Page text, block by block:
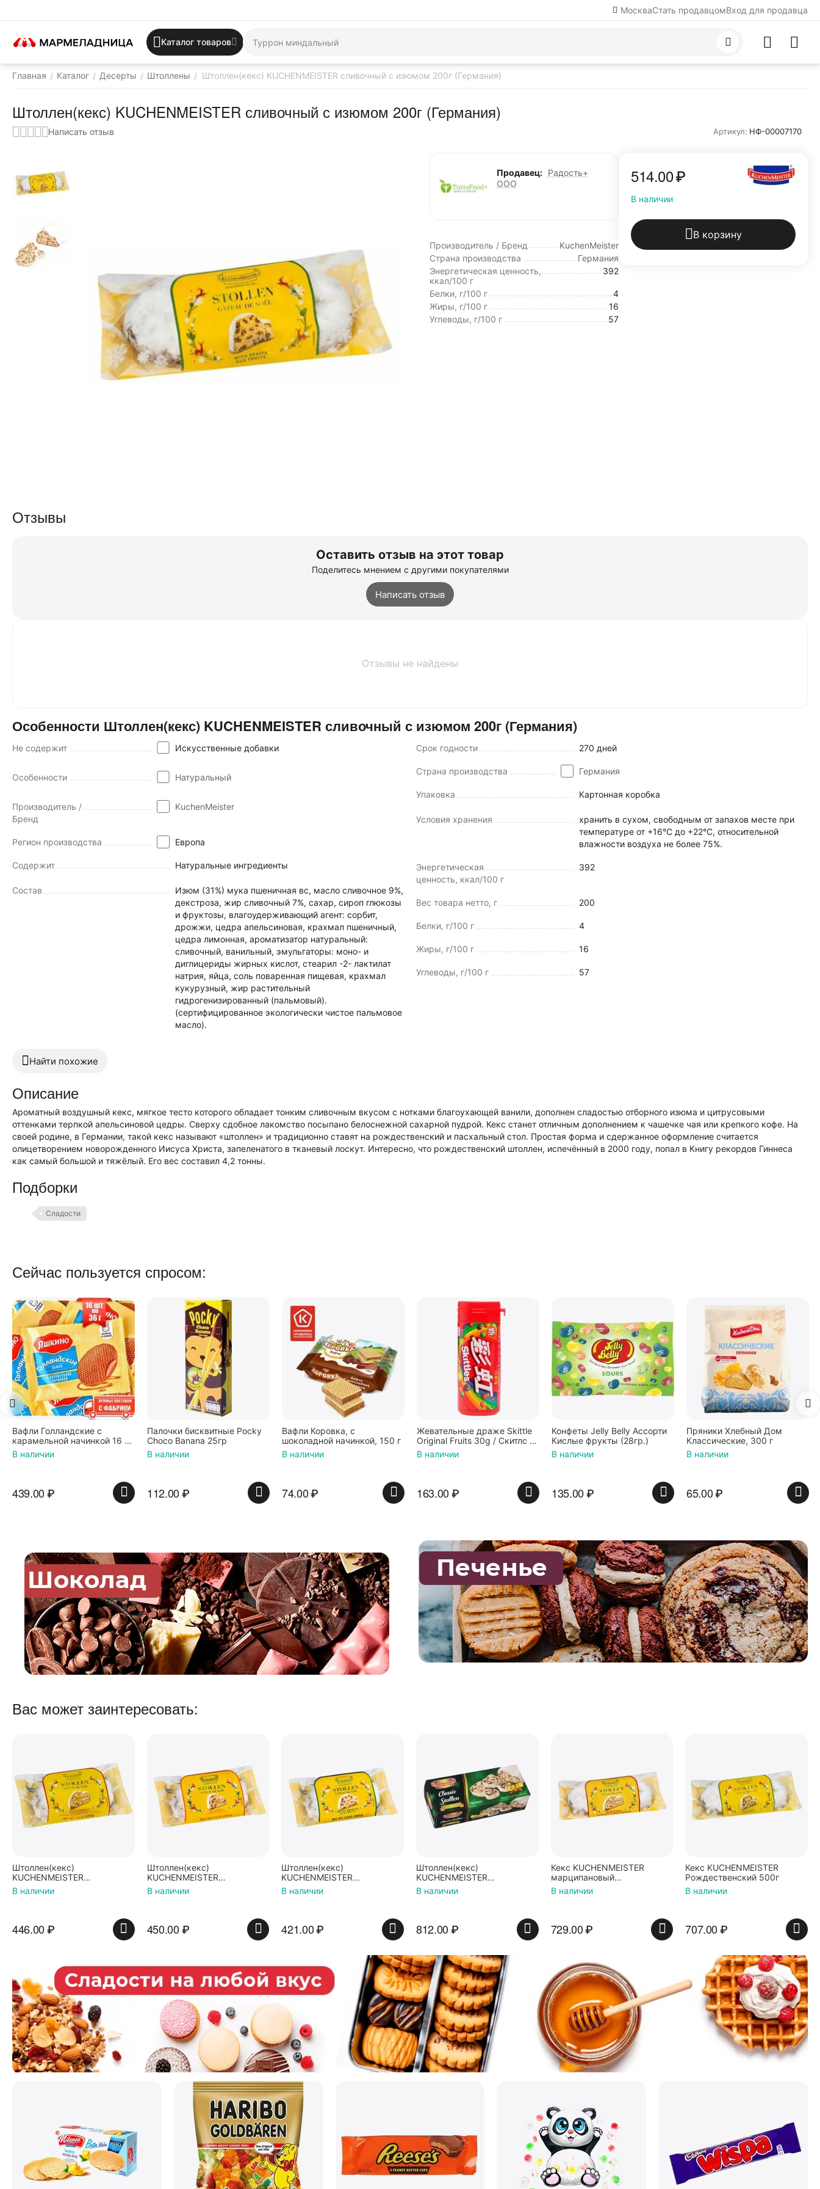
МоскваСтать продавцомВход для продавца
Каталог товаров
Главная / Каталог / Десерты / Штоллены / Штоллен(кекс) KUCHENMEISTER сливочный с изюмом 200г (Германия)
Штоллен(кекс) KUCHENMEISTER сливочный с изюмом 200г (Германия)
Написать отзыв Артикул: НФ-00007170
Продавец:
Радость+
ООО
Производитель / Бренд
KuchenMeister
Страна производства
Германия
Энергетическая ценность,
ккал/100 г
392
Белки, г/100 г
4
Жиры, г/100 г
16
Углеводы, г/100 г
57
514.00₽
В наличии
В корзину
Отзывы
Оставить отзыв на этот товар
Поделитесь мнением с другими покупателями
Написать отзыв
Отзывы не найдены
Особенности Штоллен(кекс) KUCHENMEISTER сливочный с изюмом 200г (Германия)
Не содержит Искусственные добавки
Особенности Натуральный
Производитель /
Бренд
KuchenMeister
Регион производства Европа
Содержит Натуральные ингредиенты
Состав
Изюм (31%) мука пшеничная вс, масло сливочное 9%,
декстроза, жир сливочный 7%, сахар, сироп глюкозы
и фруктозы, влагоудерживающий агент: сорбит,
дрожжи, цедра апельсиновая, крахмал пшеничный,
цедра лимонная, ароматизатор натуральный:
сливочный, ванильный, эмульгаторы: моно- и
диглицериды жирных кислот, стеарил -2- лактилат
натрия, яйца, cоль поваренная пищевая, крахмал
кукурузный, жир растительный
гидрогенизированный (пальмовый).
(сертифицированное экологически чистое пальмовое
масло).
Срок годности 270 дней
Страна производства Германия
Упаковка Картонная коробка
Условия хранения
хранить в сухом, свободным от запахов месте при
температуре от +16°С до +22°C, относительной
влажности воздуха не более 75%.
Энергетическая
ценность, ккал/100 г
392
Вес товара нетто, г 200
Белки, г/100 г 4
Жиры, г/100 г 16
Углеводы, г/100 г 57
Найти похожие
Описание
Ароматный воздушный кекс, мягкое тесто которого обладает тонким сливочным вкусом с нотками благоухающей ванили, дополнен сладостью отборного изюма и цитрусовыми
оттенками терпкой апельсиновой цедры. Сверху сдобное лакомство посыпано белоснежной сахарной пудрой. Кекс станет отличным дополнением к чашечке чая или крепкого кофе. На
своей родине, в Германии, такой кекс называют «штоллен» и традиционно ставят на рождественский и пасхальный стол. Простая форма и сдержанное оформление считается
олицетворением новорожденного Иисуса Христа, запеленатого в тканевый лоскут. Интересно, что рождественский штоллен, испечённый в 2000 году, попал в Книгу рекордов Гиннеса
как самый большой и тяжёлый. Его вес составил 4,2 тонны.
Подборки
Сладости
Сейчас пользуется спросом:
Вафли Голландские с
карамельной начинкой 16 шт
по 36 г ТМ Яшкино
В наличии
439.00₽
Палочки бисквитные Pocky
Choco Banana 25гр
В наличии
112.00₽
Вафли Коровка, c
шоколадной начинкой, 150 г
В наличии
74.00₽
Жевательные драже Skittle
Original Fruits 30g / Скитлс со
вкусом фруктов 30гр в
красной банке
В наличии
163.00₽
Конфеты Jelly Belly Ассорти
Кислые фрукты (28гр.)
В наличии
135.00₽
Пряники Хлебный Дом
Классические, 300 г
В наличии
65.00₽
Вас может заинтересовать:
Штоллен(кекс)
KUCHENMEISTER
марципановый
рождественский 200г
В наличии
446.00₽
Штоллен(кекс)
KUCHENMEISTER
рождественский с
запечённым яблоком 200г
В наличии
450.00₽
Штоллен(кекс)
KUCHENMEISTER
Рождественский 200г
(Германия)
В наличии
421.00₽
Штоллен(кекс)
KUCHENMEISTER
Рождественский в
подарочной упаковке 500г
В наличии
812.00₽
Кекс KUCHENMEISTER
марципановый
Рождественский 500г
В наличии
729.00₽
Кекс KUCHENMEISTER
Рождественский 500г
В наличии
707.00₽